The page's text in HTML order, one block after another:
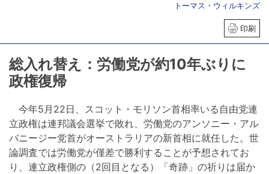
トーマス・ウィルキンズ
印刷
総入れ替え：労働党が約10年ぶりに
政権復帰
今年5月22日、スコット・モリソン首相率いる自由党連
立政権は連邦議会選挙で敗れ、労働党のアンソニー・アル
バニージー党首がオーストラリアの新首相に就任した。世
論調査では労働党が僅差で勝利することが予想されてお
り、連立政権側の（2回目となる）「奇跡」の祈りは届か